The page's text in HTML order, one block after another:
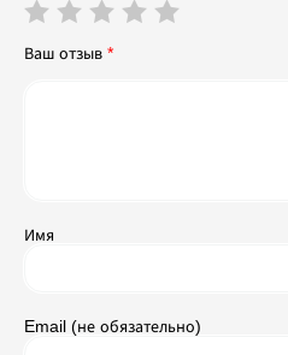
Ваш отзыв *
Имя
Email (не обязательно)